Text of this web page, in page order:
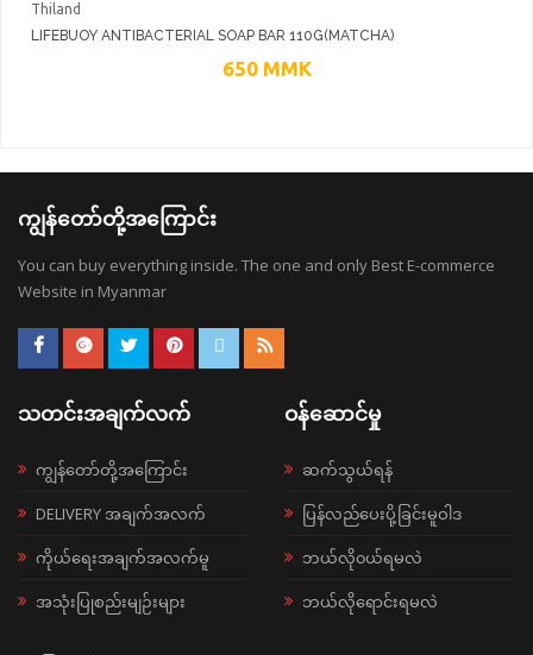
Thiland
LIFEBUOY ANTIBACTERIAL SOAP BAR 110G(MATCHA)
650 MMK
ကျွန်တော်တို့အကြောင်း
You can buy everything inside. The one and only Best E-commerce
Website in Myanmar
သတင်းအချက်လက်
ကျွန်တော်တို့အကြောင်း
DELIVERY အချက်အလက်
ကိုယ်ရေးအချက်အလက်မူ
အသုံးပြုစည်းမျဉ်းများ
ဝန်ဆောင်မှု
ဆက်သွယ်ရန်
ပြန်လည်ပေးပို့ခြင်းမူဝါဒ
ဘယ်လို၀ယ်ရမလဲ
ဘယ်လိုရောင်းရမလဲ